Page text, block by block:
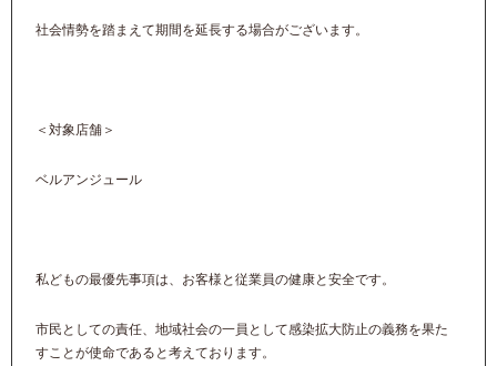
社会情勢を踏まえて期間を延長する場合がございます。
＜対象店舗＞
ベルアンジュール
私どもの最優先事項は、お客様と従業員の健康と安全です。
市民としての責任、地域社会の一員として感染拡大防止の義務を果た
すことが使命であると考えております。